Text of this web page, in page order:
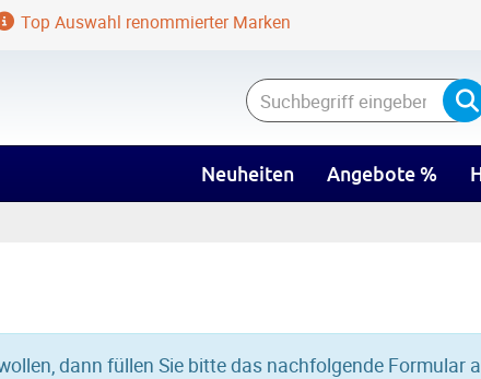
Top Auswahl renommierter Marken
Neuheiten Angebote %
dann füllen Sie bitte das nachfolgende Formular